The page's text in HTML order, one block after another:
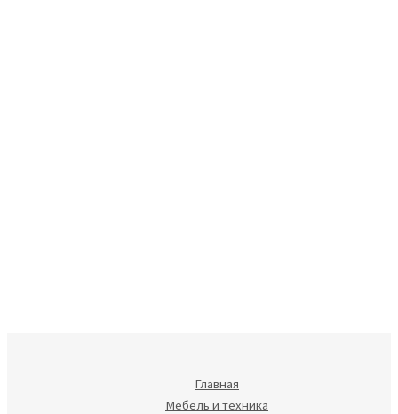
Главная
Мебель и техника